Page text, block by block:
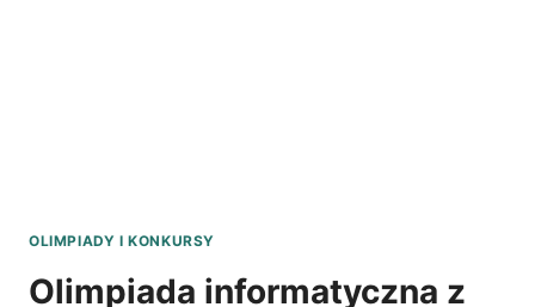
OLIMPIADY I KONKURSY
Olimpiada informatyczna z